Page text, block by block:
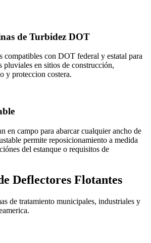
de Turbidez DOT
compatibles con DOT federal y estatal para
pluviales en sitios de construcción,
y proteccion costera.
en campo para abarcar cualquier ancho de
permite reposicionamiento a medida
del estanque o requisitos de
Deflectores Flotantes
de tratamiento municipales, industriales y